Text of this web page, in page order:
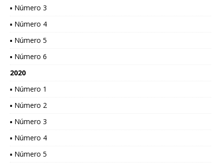
▪ Número 3
▪ Número 4
▪ Número 5
▪ Número 6
2020
▪ Número 1
▪ Número 2
▪ Número 3
▪ Número 4
▪ Número 5